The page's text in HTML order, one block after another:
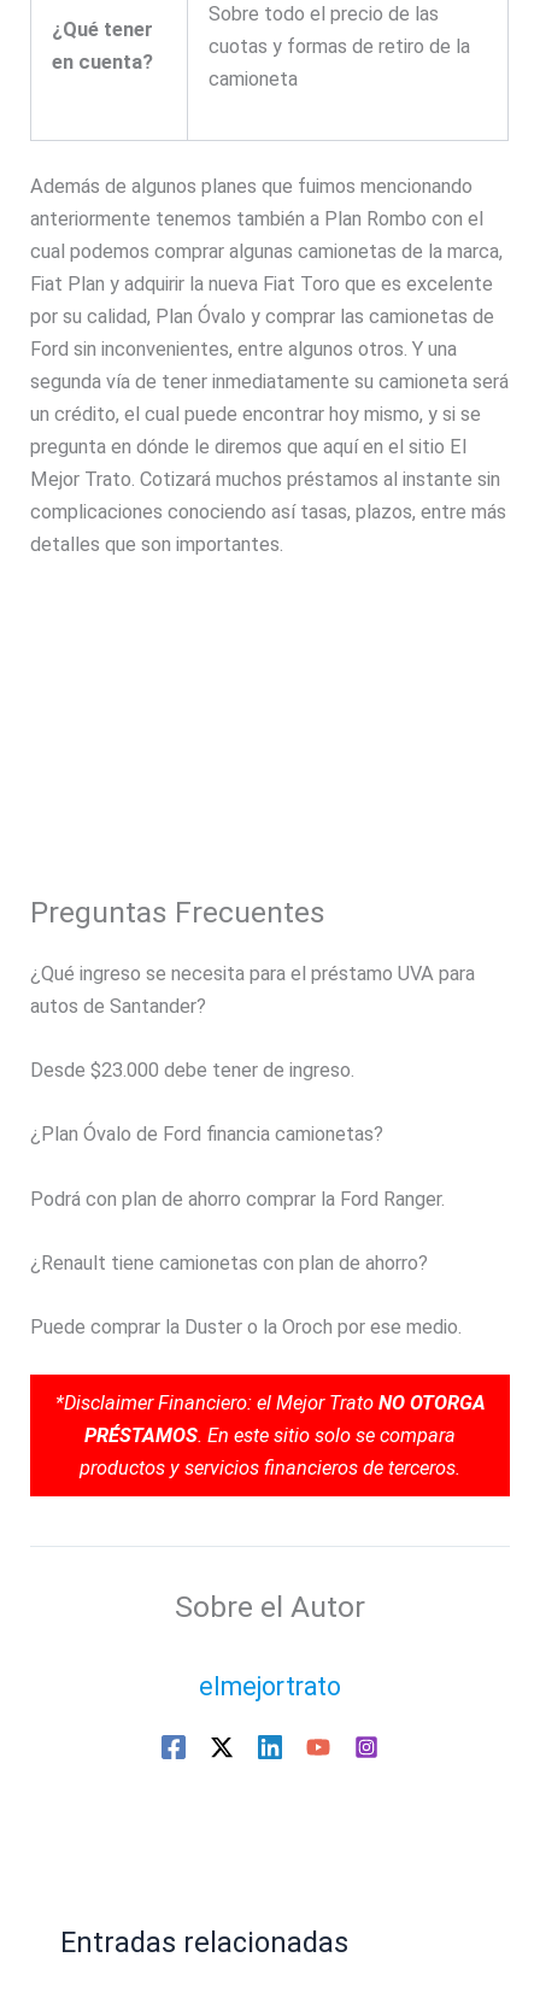
¿Qué tener
en cuenta?
Sobre todo el precio de las
cuotas y formas de retiro de la
camioneta
Además de algunos planes que fuimos mencionando
anteriormente tenemos también a Plan Rombo con el
cual podemos comprar algunas camionetas de la marca,
Fiat Plan y adquirir la nueva Fiat Toro que es excelente
por su calidad, Plan Óvalo y comprar las camionetas de
Ford sin inconvenientes, entre algunos otros. Y una
segunda vía de tener inmediatamente su camioneta será
un crédito, el cual puede encontrar hoy mismo, y si se
pregunta en dónde le diremos que aquí en el sitio El
Mejor Trato. Cotizará muchos préstamos al instante sin
complicaciones conociendo así tasas, plazos, entre más
detalles que son importantes.
Preguntas Frecuentes
¿Qué ingreso se necesita para el préstamo UVA para
autos de Santander?
Desde $23.000 debe tener de ingreso.
¿Plan Óvalo de Ford financia camionetas?
Podrá con plan de ahorro comprar la Ford Ranger.
¿Renault tiene camionetas con plan de ahorro?
Puede comprar la Duster o la Oroch por ese medio.
*Disclaimer Financiero: el Mejor Trato NO OTORGA
PRÉSTAMOS. En este sitio solo se compara
productos y servicios financieros de terceros.
Sobre el Autor
elmejortrato
Entradas relacionadas